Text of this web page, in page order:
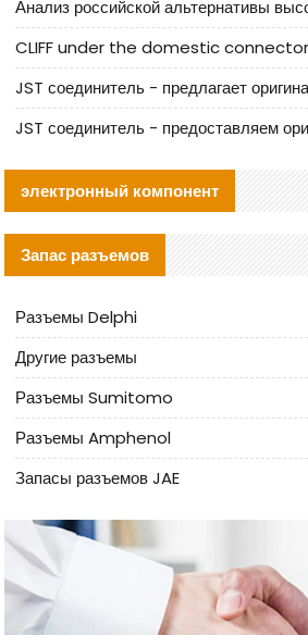
электронный компонент
Запас разъемов
Разъемы Delphi
Другие разъемы
Разъемы Sumitomo
Разъемы Amphenol
Запасы разъемов JAE